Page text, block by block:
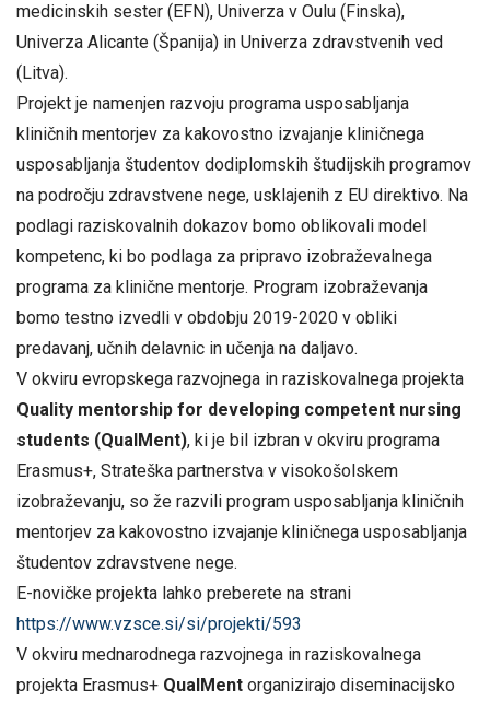
medicinskih sester (EFN), Univerza v Oulu (Finska),
Univerza Alicante (Španija) in Univerza zdravstvenih ved
(Litva).
Projekt je namenjen razvoju programa usposabljanja
kliničnih mentorjev za kakovostno izvajanje kliničnega
usposabljanja študentov dodiplomskih študijskih programov
na področju zdravstvene nege, usklajenih z EU direktivo. Na
podlagi raziskovalnih dokazov bomo oblikovali model
kompetenc, ki bo podlaga za pripravo izobraževalnega
programa za klinične mentorje. Program izobraževanja
bomo testno izvedli v obdobju 2019-2020 v obliki
predavanj, učnih delavnic in učenja na daljavo.
V okviru evropskega razvojnega in raziskovalnega projekta
Quality mentorship for developing competent nursing
students (QualMent), ki je bil izbran v okviru programa
Erasmus+, Strateška partnerstva v visokošolskem
izobraževanju, so že razvili program usposabljanja kliničnih
mentorjev za kakovostno izvajanje kliničnega usposabljanja
študentov zdravstvene nege.
E-novičke projekta lahko preberete na strani
https://www.vzsce.si/si/projekti/593
V okviru mednarodnega razvojnega in raziskovalnega
projekta Erasmus+ QualMent organizirajo diseminacijsko